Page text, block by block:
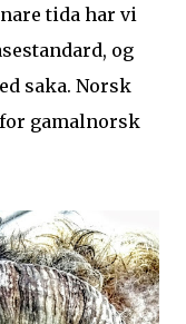
tida har vi
og
saka. Norsk
gamalnorsk